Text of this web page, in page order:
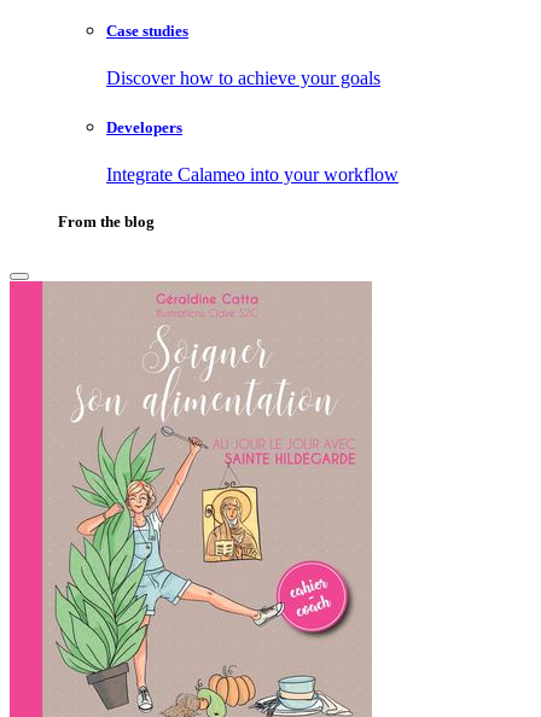
Case studies
Discover how to achieve your goals
Developers
Integrate Calameo into your workflow
From the blog